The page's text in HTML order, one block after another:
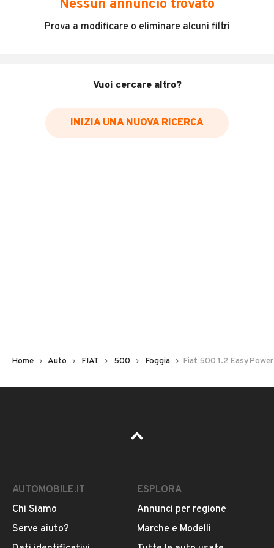
Incidenti in cui è stato coinvolto il veicolo
Data e luogo delle revisioni effettuate
Inserisci il numero di targa per verificare la disponibilità
Pubblicità
Nessun annuncio trovato
Prova a modificare o eliminare alcuni filtri
Vuoi cercare altro?
INIZIA UNA NUOVA RICERCA
Home Auto FIAT 500 Foggia Fiat 500 1.2
AUTOMOBILE.IT
Chi Siamo
Serve aiuto?
ESPLORA
Annunci per regione
Marche e Modelli